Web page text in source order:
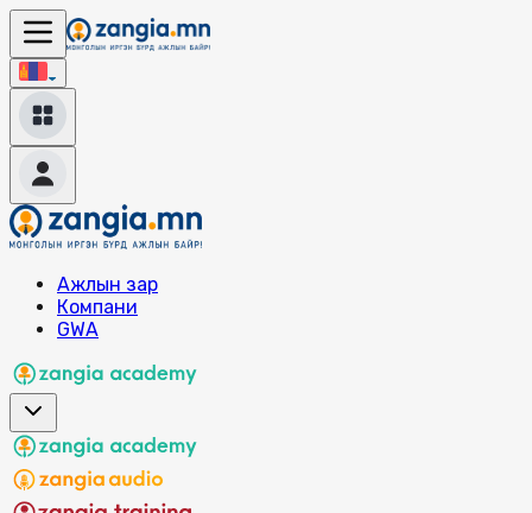
Ажлын зар
Компани
GWA